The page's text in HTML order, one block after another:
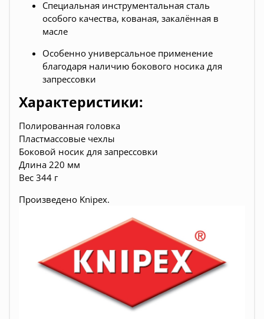
Специальная инструментальная сталь
особого качества, кованая, закалённая в
масле
Особенно универсальное применение
благодаря наличию бокового носика для
запрессовки
Характеристики:
Полированная головка
Пластмассовые чехлы
Боковой носик для запрессовки
Длина 220 мм
Вес 344 г
Произведено Knipex.